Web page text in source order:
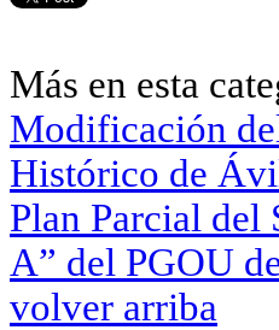
Más en esta
Modificación
Histórico de
Plan Parcial
A” del PGOU
volver arriba